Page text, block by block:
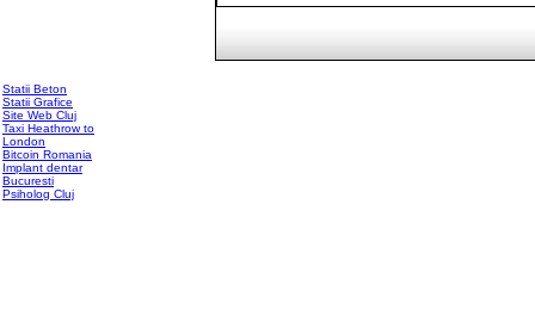
Statii Beton
Statii Grafice
Site Web Cluj
Taxi Heathrow to
London
Bitcoin Romania
Implant dentar
Bucuresti
Psiholog Cluj